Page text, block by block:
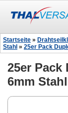
Startseite »
Stahl » 25er Pack
25er Pack
6mm